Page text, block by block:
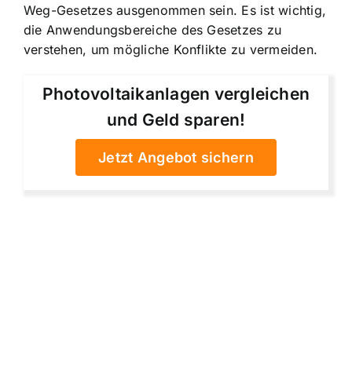
Weg-Gesetzes ausgenommen sein. Es ist wichtig,
die Anwendungsbereiche des Gesetzes zu
verstehen, um mögliche Konflikte zu vermeiden.
Photovoltaikanlagen vergleichen
und Geld sparen!
Jetzt Angebot sichern